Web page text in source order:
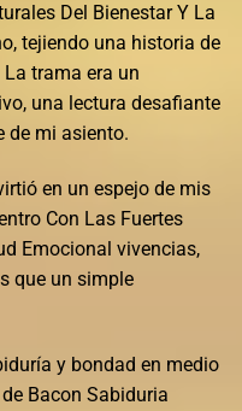
Del Bienestar Y La
tejiendo una historia de
trama era un
una lectura desafiante
de mi asiento.
en un espejo de mis
Con Las Fuertes
Emocional vivencias,
que un simple
y bondad en medio
Bacon Sabiduria